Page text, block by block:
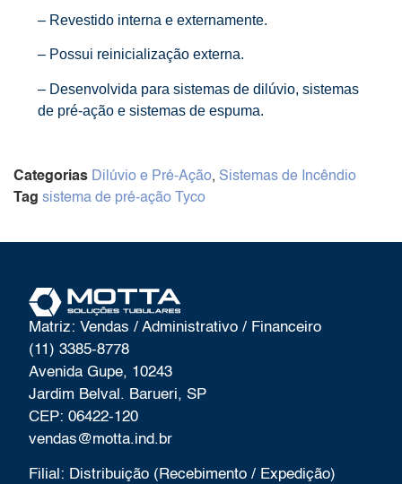
– Revestido interna e externamente.
– Possui reinicialização externa.
– Desenvolvida para sistemas de dilúvio, sistemas
de pré-ação e sistemas de espuma.
Categorias Dilúvio e Pré-Ação, Sistemas de Incêndio
Tag sistema de pré-ação Tyco
Matriz: Vendas / Administrativo / Financeiro
(11) 3385-8778
Avenida Gupe, 10243
Jardim Belval. Barueri, SP
CEP: 06422-120
vendas@motta.ind.br
Filial: Distribuição (Recebimento / Expedição)